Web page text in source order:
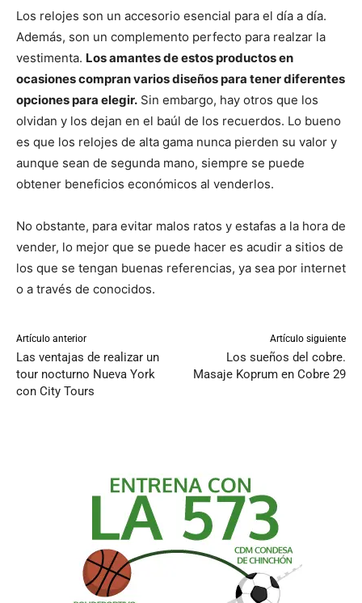
Los relojes son un accesorio esencial para el día a día.
Además, son un complemento perfecto para realzar la
vestimenta. Los amantes de estos productos en
ocasiones compran varios diseños para tener diferentes
opciones para elegir. Sin embargo, hay otros que los
olvidan y los dejan en el baúl de los recuerdos. Lo bueno
es que los relojes de alta gama nunca pierden su valor y
aunque sean de segunda mano, siempre se puede
obtener beneficios económicos al venderlos.
No obstante, para evitar malos ratos y estafas a la hora de
vender, lo mejor que se puede hacer es acudir a sitios de
los que se tengan buenas referencias, ya sea por internet
o a través de conocidos.
Artículo anterior
Las ventajas de realizar un
tour nocturno Nueva York
con City Tours
Artículo siguiente
Los sueños del cobre.
Masaje Koprum en Cobre 29